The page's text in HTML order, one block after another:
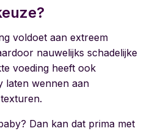
voldoet aan extreem
nauwelijks schadelijke
voeding heeft ook
laten wennen aan
Dan kan dat prima met